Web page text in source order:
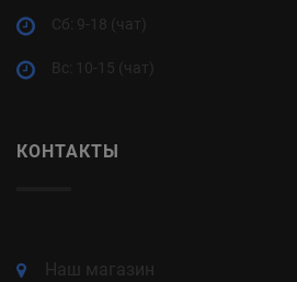
Cб: 9-18 (чат)
Вс: 10-15 (чат)
КОНТАКТЫ
Наш магазин